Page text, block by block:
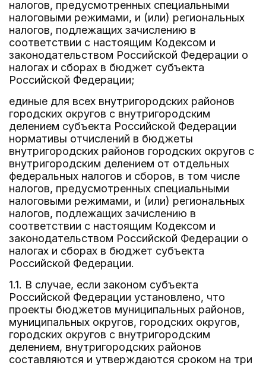
налогов, предусмотренных специальными
налоговыми режимами, и (или) региональных
налогов, подлежащих зачислению в
соответствии с настоящим Кодексом и
законодательством Российской Федерации о
налогах и сборах в бюджет субъекта
Российской Федерации;
единые для всех внутригородских районов
городских округов с внутригородским
делением субъекта Российской Федерации
нормативы отчислений в бюджеты
внутригородских районов городских округов с
внутригородским делением от отдельных
федеральных налогов и сборов, в том числе
налогов, предусмотренных специальными
налоговыми режимами, и (или) региональных
налогов, подлежащих зачислению в
соответствии с настоящим Кодексом и
законодательством Российской Федерации о
налогах и сборах в бюджет субъекта
Российской Федерации.
1.1. В случае, если законом субъекта
Российской Федерации установлено, что
проекты бюджетов муниципальных районов,
муниципальных округов, городских округов,
городских округов с внутригородским
делением, внутригородских районов
составляются и утверждаются сроком на три